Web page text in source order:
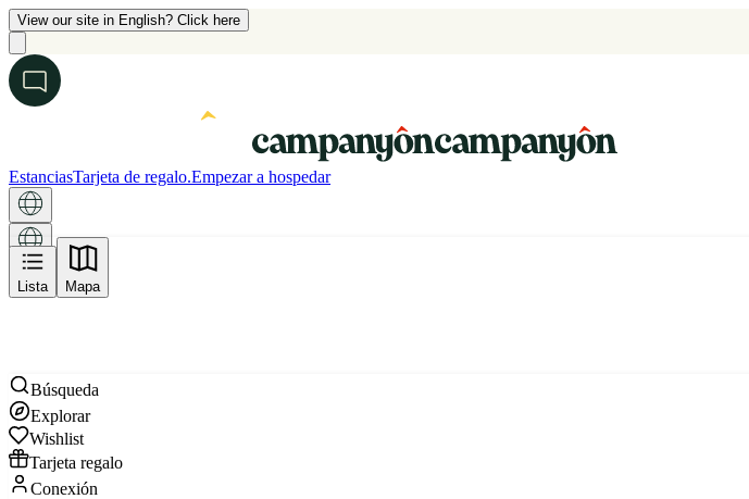
View our site in English? Click here
EstanciasTarjeta de regalo.Empezar a hospedar
Mapa
Lista Mapa
Búsqueda
Explorar
Wishlist
Tarjeta regalo
Conexión